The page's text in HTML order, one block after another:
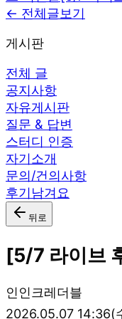
← 전체글보기
게시판
전체 글
공지사항
자유게시판
질문 & 답변
스터디 인증
자기소개
문의/건의사항
후기남겨요
뒤로
[5/7 라이
인 인크레더블
2026.05.07 14:36(